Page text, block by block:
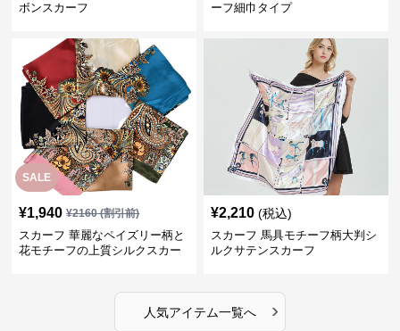
ボンスカーフ
ーフ細巾タイプ
SALE
¥1,940 ¥2160(割引前)
スカーフ 華麗なペイズリー柄と
花モチーフの上質シルクスカー
¥2,210 (税込)
スカーフ 馬具モチーフ柄大判シ
ルクサテンスカーフ
人気アイテム一覧へ ›